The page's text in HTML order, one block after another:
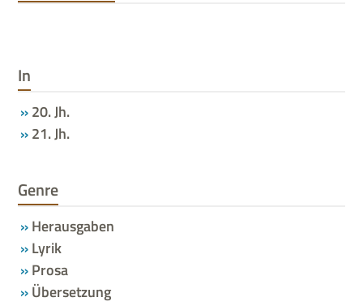
In
20. Jh.
21. Jh.
Genre
Herausgaben
Lyrik
Prosa
Übersetzung